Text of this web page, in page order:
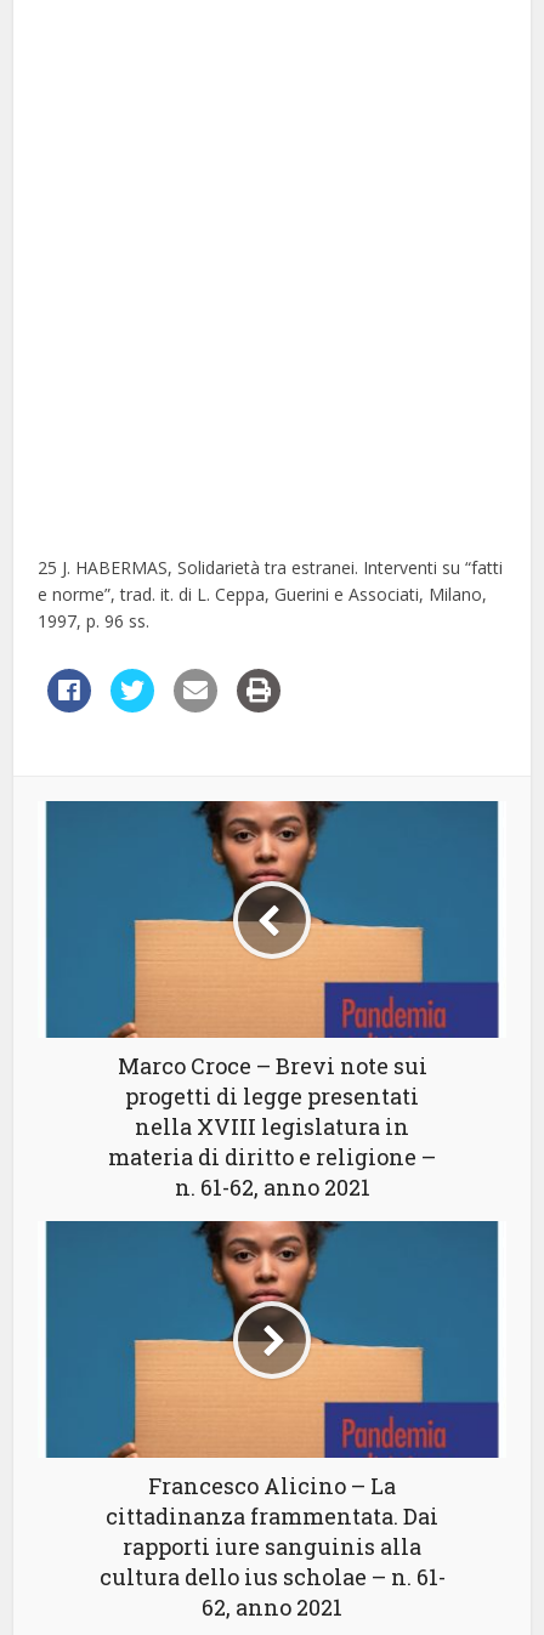
25 J. HABERMAS, Solidarietà tra estranei. Interventi su “fatti
e norme”, trad. it. di L. Ceppa, Guerini e Associati, Milano,
1997, p. 96 ss.
Marco Croce – Brevi note sui
progetti di legge presentati
nella XVIII legislatura in
materia di diritto e religione –
n. 61-62, anno 2021
Francesco Alicino – La
cittadinanza frammentata. Dai
rapporti iure sanguinis alla
cultura dello ius scholae – n. 61-
62, anno 2021